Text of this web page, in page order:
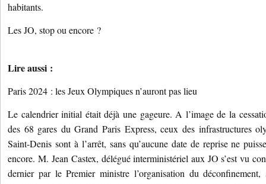
habitants.
Les JO, stop ou encore ?
Lire aussi :
Paris 2024 : les Jeux Olympiques n’auront pas lieu
Le calendrier initial était déjà une gageure. A l’image de la
des 68 gares du Grand Paris Express, ceux des infrastructures
Saint-Denis sont à l’arrêt, sans qu’aucune date de reprise ne
encore. M. Jean Castex, délégué interministériel aux JO s’est vu
dernier par le Premier ministre l’organisation du